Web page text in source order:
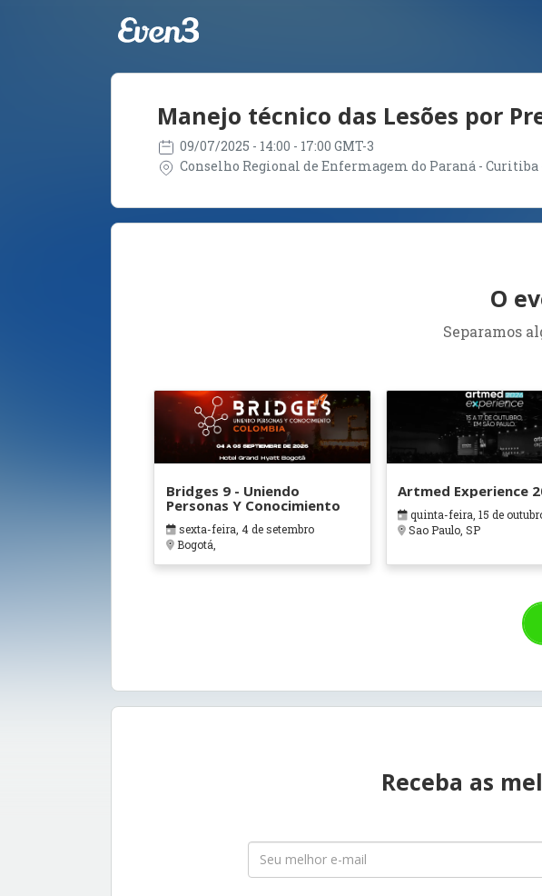
Manejo técnico das Lesões por
09/07/2025 - 14:00 - 17:00 GMT-3
Conselho Regional de Enfermagem do Paraná -
O
Separamos
Bridges 9 - Uniendo
Personas Y Conocimiento
sexta-feira, 4 de setembro
Bogotá,
Artmed Experience
quinta-feira, 15 de
Sao Paulo, SP
Receba as